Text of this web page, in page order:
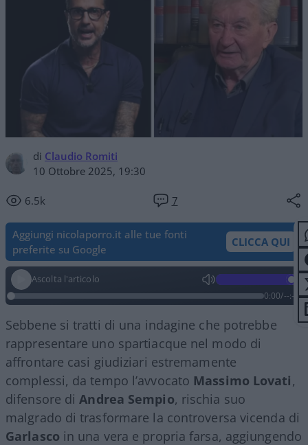
di Claudio Romiti
10 Ottobre 2025, 19:30
6.5k 7
Aggiungi nicolaporro.it alle tue fonti
preferite su Google
CLICCA QUI
Ascolta l'articolo
0:00/--:--
Sebbene si tratti di una indagine che potrebbe
rappresentare uno spartiacque nel modo di
affrontare casi giudiziari estremamente
complessi, da tempo l’avvocato Massimo Lovati,
difensore diAndrea Sempio, rischia suo
malgrado di trasformare la controversa vicenda di
Garlasco in una vera e propria farsa, aggiungendo